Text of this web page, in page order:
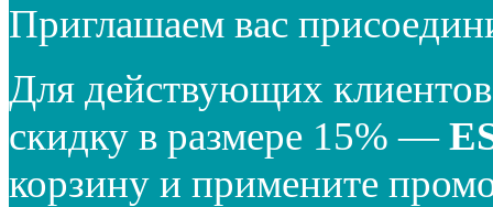
Приглашаем вас
Для действующих
скидку в размере 15% —
корзину и примените